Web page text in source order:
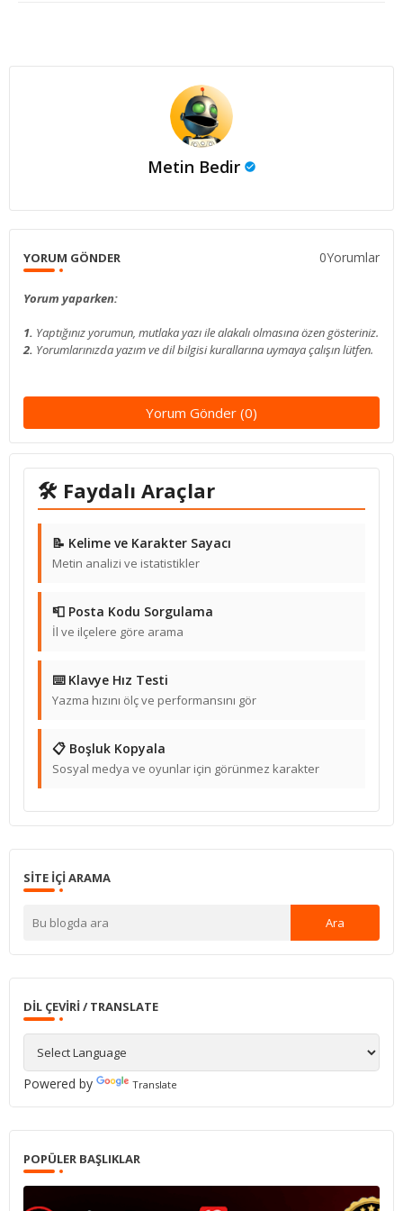
Metin Bedir
YORUM GÖNDER 0Yorumlar
Yorum yaparken:
1. Yaptığınız yorumun, mutlaka yazı ile alakalı olmasına özen gösteriniz.
2. Yorumlarınızda yazım ve dil bilgisi kurallarına uymaya çalışın lütfen.
Yorum Gönder (0)
🛠 Faydalı Araçlar
📝 Kelime ve Karakter Sayacı
Metin analizi ve istatistikler
📮 Posta Kodu Sorgulama
İl ve ilçelere göre arama
⌨️ Klavye Hız Testi
Yazma hızını ölç ve performansını gör
📋 Boşluk Kopyala
Sosyal medya ve oyunlar için görünmez karakter
SITE IÇI ARAMA
DIL ÇEVIRI / TRANSLATE
Powered by Translate
POPÜLER BAŞLIKLAR